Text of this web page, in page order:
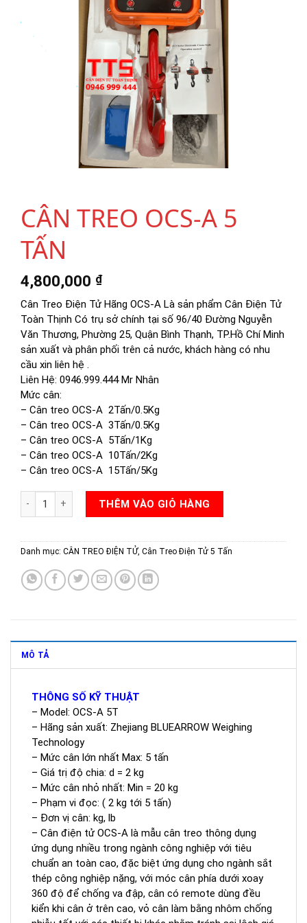
CÂN TREO OCS-A 5
TẤN
4,800,000 ₫
Cân Treo Điện Tử Hãng OCS-A Là sản phẩm Cân Điện Tử
Toàn Thịnh Có trụ sở chính tại số 96/40 Đường Nguyễn
Văn Thương, Phường 25, Quận Bình Thạnh, TP.Hồ Chí Minh
sản xuất và phân phối trên cả nước, khách hàng có nhu
cầu xin liên hệ .
Liên Hệ: 0946.999.444 Mr Nhân
Mức cân:
– Cân treo OCS-A 2Tấn/0.5Kg
– Cân treo OCS-A 3Tấn/0.5Kg
– Cân treo OCS-A 5Tấn/1Kg
– Cân treo OCS-A 10Tấn/2Kg
– Cân treo OCS-A 15Tấn/5Kg
CÂN TREO OCS-A 5 TẤN số lượng
THÊM VÀO GIỎ HÀNG
Danh mục: CÂN TREO ĐIỆN TỬ, Cân Treo Điện Tử 5 Tấn
MÔ TẢ
THÔNG SỐ KỸ THUẬT
– Model: OCS-A 5T
– Hãng sản xuất: Zhejiang BLUEARROW Weighing
Technology
– Mức cân lớn nhất Max: 5 tấn
– Giá trị độ chia: d = 2 kg
– Mức cân nhỏ nhất: Min = 20 kg
– Phạm vi đọc: ( 2 kg tới 5 tấn)
– Đơn vị cân: kg, lb
– Cân điện tử OCS-A là mẫu cân treo thông dụng
ứng dụng nhiều trong ngành công nghiệp với tiêu
chuẩn an toàn cao, đặc biệt ứng dụng cho ngành sắt
thép công nghiệp nặng, với móc cân phía dưới xoay
360 độ để chống va đập, cân có remote dùng đều
kiển khi cân ở trên cao, vỏ cân làm bằng nhôm chống